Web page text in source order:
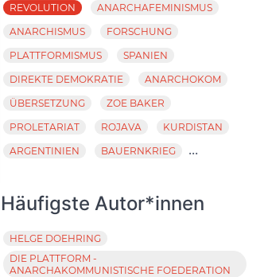
REVOLUTION
ANARCHAFEMINISMUS
ANARCHISMUS
FORSCHUNG
PLATTFORMISMUS
SPANIEN
DIREKTE DEMOKRATIE
ANARCHOKOM
ÜBERSETZUNG
ZOE BAKER
PROLETARIAT
ROJAVA
KURDISTAN
ARGENTINIEN
BAUERNKRIEG ...
Häufigste Autor*innen
HELGE DOEHRING
DIE PLATTFORM -
ANARCHAKOMMUNISTISCHE FOEDERATION